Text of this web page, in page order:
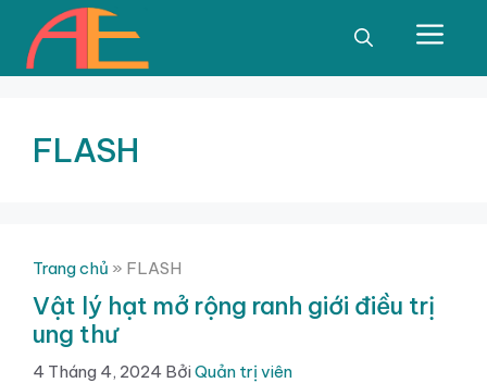
Chuyển
dung
FLASH
Trang chủ » FLASH
Vật lý hạt mở rộng ranh giới điều trị
ung thư
4 Tháng 4, 2024 BởiQuản trị viên